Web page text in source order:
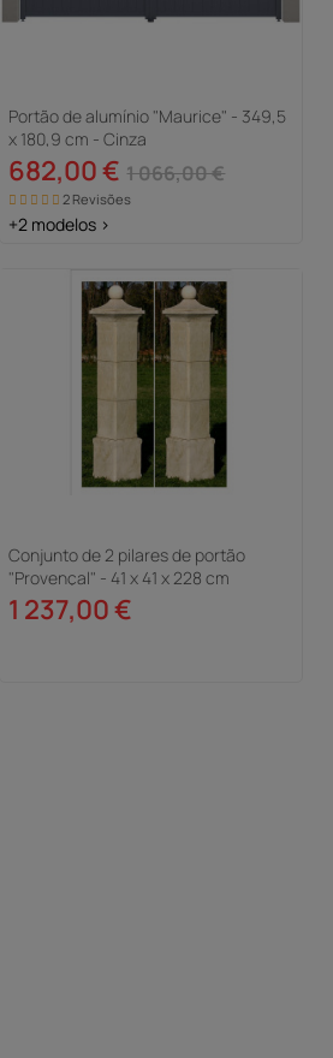
Portão de alumínio "Maurice" - 349,5
x 180,9 cm - Cinza
682,00 € 1 066,00 €
2 Revisões
+2 modelos >
Conjunto de 2 pilares de portão
"Provençal" - 41 x 41 x 228 cm
1 237,00 €